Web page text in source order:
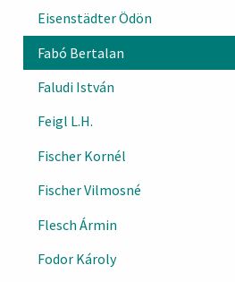
Eisenstädter Ödön
Fabó Bertalan
Faludi István
Feigl L.H.
Fischer Kornél
Fischer Vilmosné
Flesch Ármin
Fodor Károly